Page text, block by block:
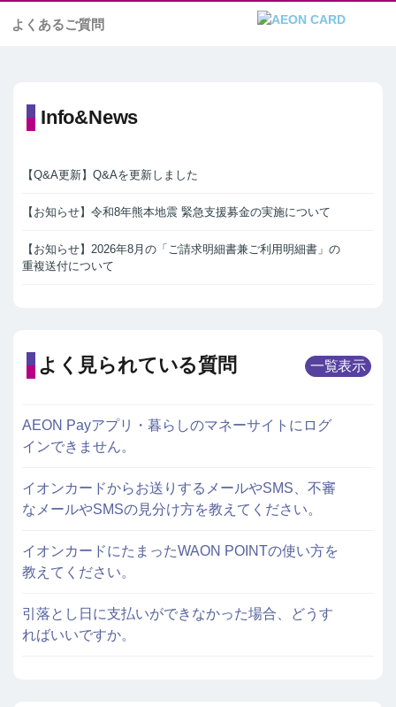
よくあるご質問
Info&News
【Q&A更新】Q&Aを更新しました
【お知らせ】令和8年熊本地震 緊急支援募金の実施について
【お知らせ】2026年8月の「ご請求明細書兼ご利用明細書」の
重複送付について
よく見られている質問 一覧表示
AEON Payアプリ・暮らしのマネーサイトにログ
インできません。
イオンカードからお送りするメールやSMS、不審
なメールやSMSの見分け方を教えてください。
イオンカードにたまったWAON POINTの使い方を
教えてください。
引落とし日に支払いができなかった場合、どうす
ればいいですか。